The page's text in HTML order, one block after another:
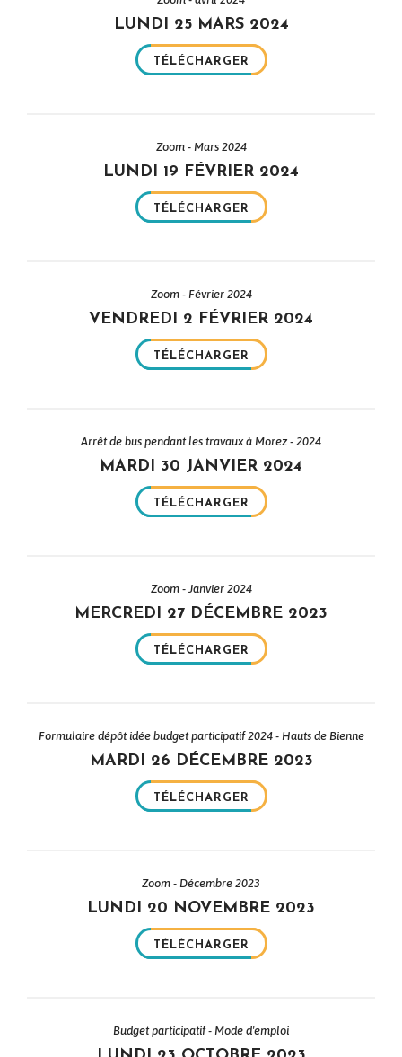
LUNDI 25 MARS 2024
TÉLÉCHARGER
Zoom - Mars 2024
LUNDI 19 FÉVRIER 2024
TÉLÉCHARGER
Zoom - Février 2024
VENDREDI 2 FÉVRIER 2024
TÉLÉCHARGER
Arrêt de bus pendant les travaux à Morez - 2024
MARDI 30 JANVIER 2024
TÉLÉCHARGER
Zoom - Janvier 2024
MERCREDI 27 DÉCEMBRE 2023
TÉLÉCHARGER
Formulaire dépôt idée budget participatif 2024 - Hauts de Bienne
MARDI 26 DÉCEMBRE 2023
TÉLÉCHARGER
Zoom - Décembre 2023
LUNDI 20 NOVEMBRE 2023
TÉLÉCHARGER
Budget participatif - Mode d'emploi